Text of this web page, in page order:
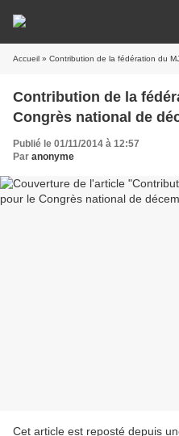
Accueil » Contribution de la fédération du
Contribution de la
Congrès national de
Publié le 01/11/2014 à 12:57
Par anonyme
Cet article est reposté depuis